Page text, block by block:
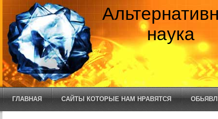
наука
ГЛАВНАЯ САЙТЫ КОТОРЫЕ НАМ НРАВЯТСЯ